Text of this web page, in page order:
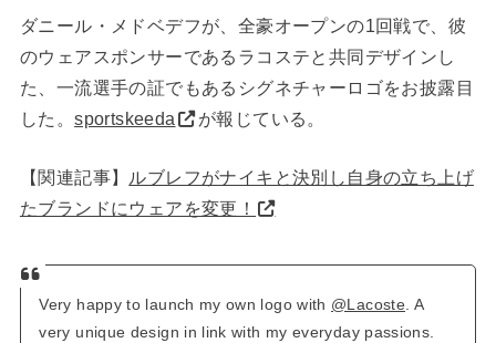
ダニール・メドベデフが、全豪オープンの1回戦で、彼
のウェアスポンサーであるラコステと共同デザインし
た、一流選手の証でもあるシグネチャーロゴをお披露目
した。sportskeeda が報じている。
【関連記事】 ルブレフがナイキと決別し自身の立ち上げ
たブランドにウェアを変更！
Very happy to launch my own logo with @Lacoste. A
very unique design in link with my everyday passions.